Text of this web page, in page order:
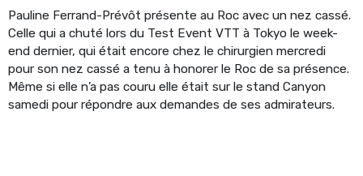
Pauline Ferrand-Prévôt présente au Roc avec un nez cassé.
Celle qui a chuté lors du Test Event VTT à Tokyo le week-
end dernier, qui était encore chez le chirurgien mercredi
pour son nez cassé a tenu à honorer le Roc de sa présence.
Même si elle n’a pas couru elle était sur le stand Canyon
samedi pour répondre aux demandes de ses admirateurs.